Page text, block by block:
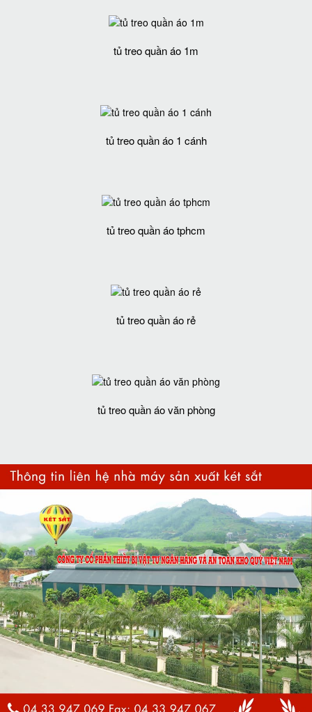
tủ treo quần áo 1m
tủ treo quần áo 1 cánh
tủ treo quần áo tphcm
tủ treo quần áo rẻ
tủ treo quần áo văn phòng